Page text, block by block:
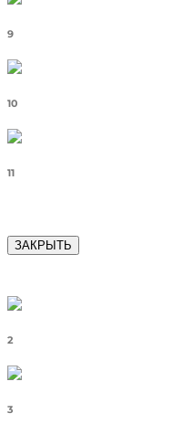
9
10
11
ЗАКРЫТЬ
2
3